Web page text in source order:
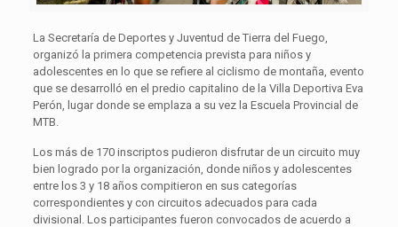
La Secretaría de Deportes y Juventud de Tierra del Fuego,
organizó la primera competencia prevista para niños y
adolescentes en lo que se refiere al ciclismo de montaña, evento
que se desarrolló en el predio capitalino de la Villa Deportiva Eva
Perón, lugar donde se emplaza a su vez la Escuela Provincial de
MTB.
Los más de 170 inscriptos pudieron disfrutar de un circuito muy
bien logrado por la organización, donde niños y adolescentes
entre los 3 y 18 años compitieron en sus categorías
correspondientes y con circuitos adecuados para cada
divisional. Los participantes fueron convocados de acuerdo a